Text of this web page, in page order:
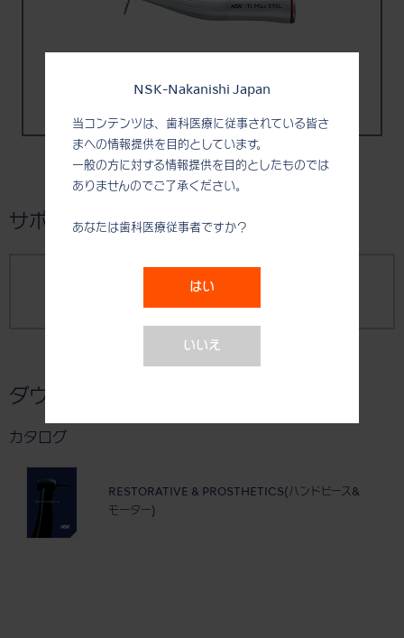
NSK-Nakanishi Japan
当コンテンツは、歯科医療に従事されている皆さ
まへの情報提供を目的としています。
一般の方に対する情報提供を目的としたものでは
ありませんのでご了承ください。
あなたは歯科医療従事者ですか？
はい
いいえ
コントラアングル Ti-Max X
サポート
取扱説明書
ダウンロード
カタログ
RESTORATIVE & PROSTHETICS(ハンドピース&
モーター)